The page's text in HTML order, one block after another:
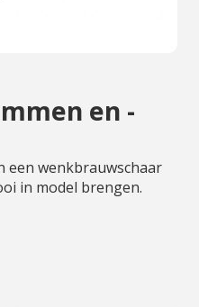
en -
een wenkbrauwschaar
in model brengen.